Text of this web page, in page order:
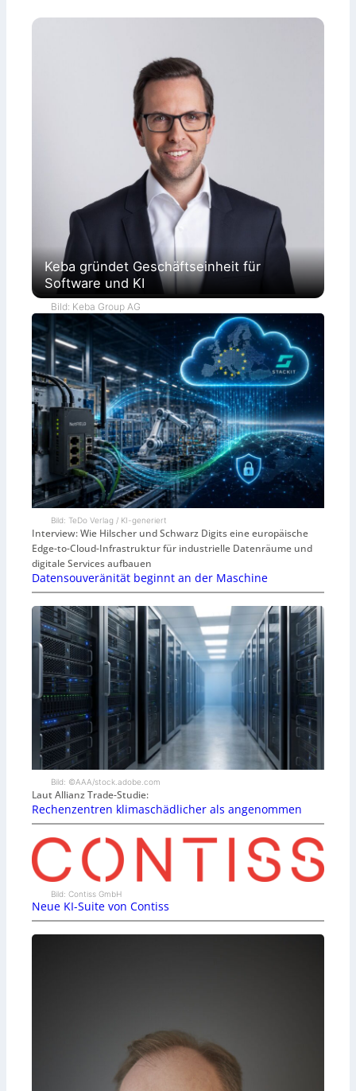
Keba gründet Geschäftseinheit für
Software und KI
Bild: Keba Group AG
Bild: TeDo Verlag / KI-generiert
Interview: Wie Hilscher und Schwarz Digits eine europäische
Edge-to-Cloud-Infrastruktur für industrielle Datenräume und
digitale Services aufbauen
Datensouveränität beginnt an der Maschine
Bild: ©AAA/stock.adobe.com
Laut Allianz Trade-Studie:
Rechenzentren klimaschädlicher als angenommen
Bild: Contiss GmbH
Neue KI-Suite von Contiss